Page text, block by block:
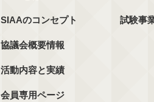
SIAAのコンセプト
協議会概要情報
活動内容と実績
会員専用ページ
試験事